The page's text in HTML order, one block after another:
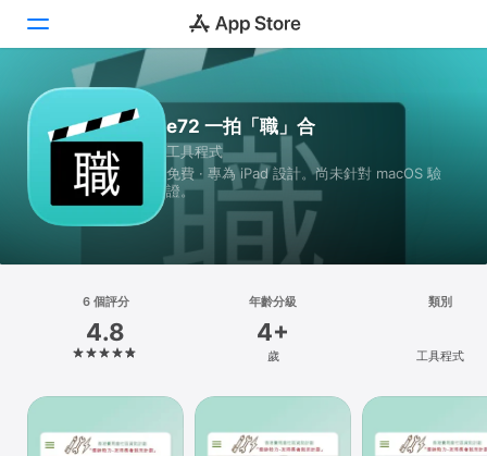
Today
遊戲
App
e72 一拍「職」合
工具程式
免費 · 專為 iPad 設計。尚未針對 macOS 驗
證。
6 個評分
4.8
年齡分級
4+
歲
類別
工具程式